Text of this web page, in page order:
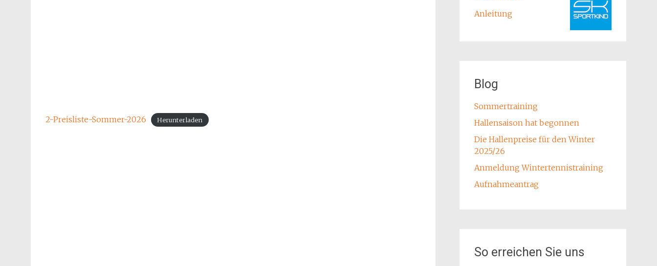
2-Preisliste-Sommer-2026 Herunterladen
Anleitung
Blog
Sommertraining
Hallensaison hat begonnen
Die Hallenpreise für den Winter
2025/26
Anmeldung Wintertennistraining
Aufnahmeantrag
So erreichen Sie uns